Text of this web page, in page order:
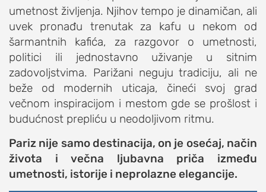
umetnost življenja. Njihov tempo je dinamičan, ali
uvek pronađu trenutak za kafu u nekom od
šarmantnih kafića, za razgovor o umetnosti,
politici ili jednostavno uživanje u sitnim
zadovoljstvima. Parižani neguju tradiciju, ali ne
beže od modernih uticaja, čineći svoj grad
večnom inspiracijom i mestom gde se prošlost i
budućnost prepliću u neodoljivom ritmu.
Pariz nije samo destinacija, on je osećaj, način
života i večna ljubavna priča između
umetnosti, istorije i neprolazne elegancije.